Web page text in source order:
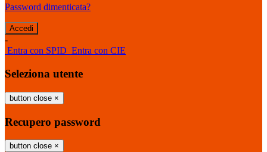
Password dimenticata?
-
Entra con SPID Entra con CIE
Seleziona utente
button close ×
Recupero password
button close ×